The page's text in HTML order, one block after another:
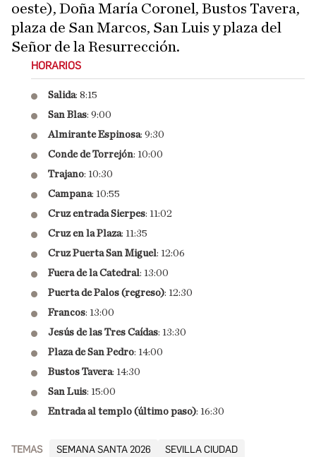
oeste), Doña María Coronel, Bustos Tavera,
plaza de San Marcos, San Luis y plaza del
Señor de la Resurrección.
HORARIOS
Salida: 8:15
San Blas: 9:00
Almirante Espinosa: 9:30
Conde de Torrejón: 10:00
Trajano: 10:30
Campana: 10:55
Cruz entrada Sierpes: 11:02
Cruz en la Plaza: 11:35
Cruz Puerta San Miguel: 12:06
Fuera de la Catedral: 13:00
Puerta de Palos (regreso): 12:30
Francos: 13:00
Jesús de las Tres Caídas: 13:30
Plaza de San Pedro: 14:00
Bustos Tavera: 14:30
San Luis: 15:00
Entrada al templo (último paso): 16:30
TEMAS SEMANA SANTA 2026 SEVILLA CIUDAD